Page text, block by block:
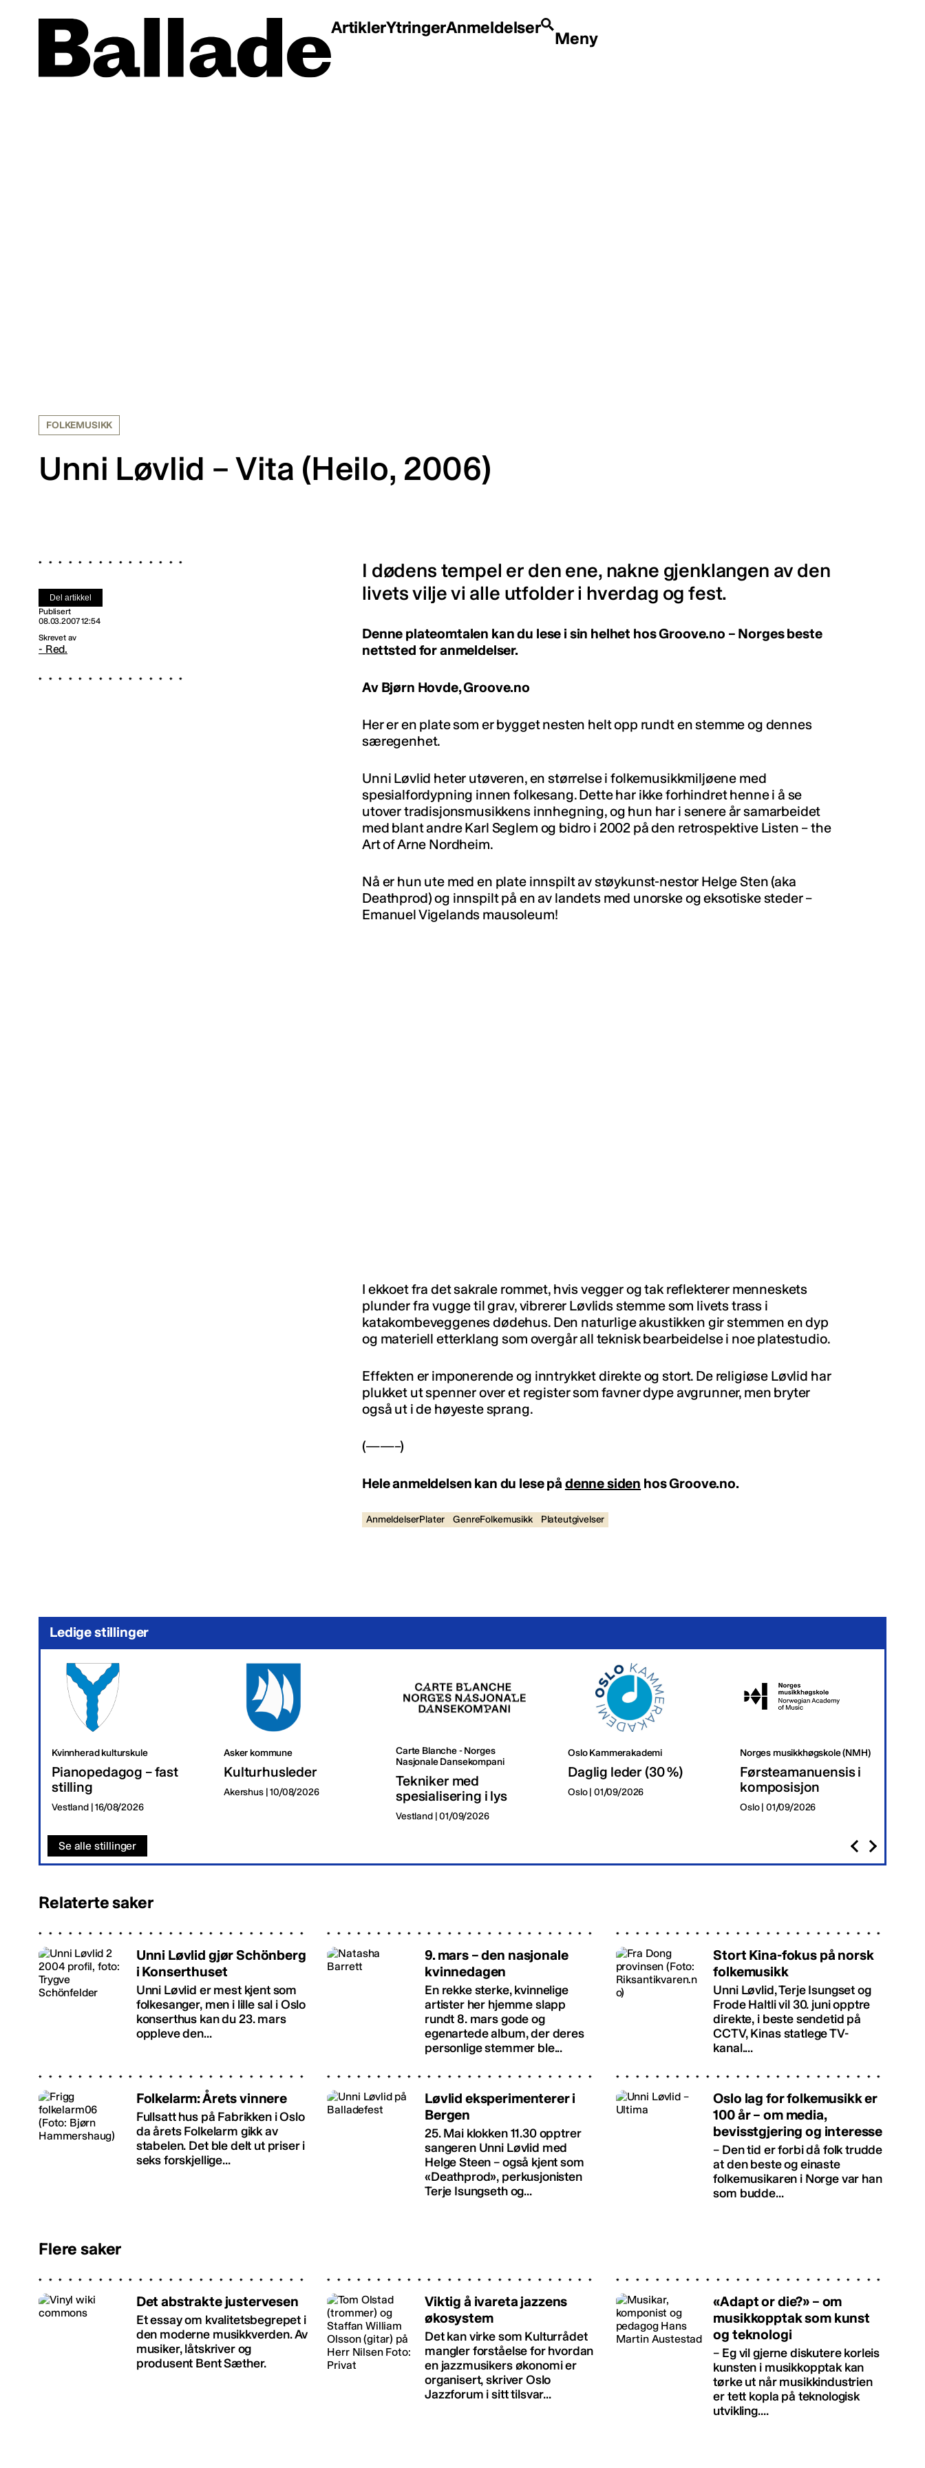
ArtiklerYtringerAnmeldelser
Meny
FOLKEMUSIKK
Unni Løvlid – Vita (Heilo, 2006)
Del artikkel
Publisert
08.03.2007 12:54
Skrevet av
- Red.
I dødens tempel er den ene, nakne gjenklangen av den
livets vilje vi alle utfolder i hverdag og fest.
Denne plateomtalen kan du lese i sin helhet hos Groove.no – Norges beste
nettsted for anmeldelser.
Av Bjørn Hovde, Groove.no
Her er en plate som er bygget nesten helt opp rundt en stemme og dennes
særegenhet.
Unni Løvlid heter utøveren, en størrelse i folkemusikkmiljøene med
spesialfordypning innen folkesang. Dette har ikke forhindret henne i å se
utover tradisjonsmusikkens innhegning, og hun har i senere år samarbeidet
med blant andre Karl Seglem og bidro i 2002 på den retrospektive Listen – the
Art of Arne Nordheim.
Nå er hun ute med en plate innspilt av støykunst-nestor Helge Sten (aka
Deathprod) og innspilt på en av landets med unorske og eksotiske steder –
Emanuel Vigelands mausoleum!
I ekkoet fra det sakrale rommet, hvis vegger og tak reflekterer menneskets
plunder fra vugge til grav, vibrerer Løvlids stemme som livets trass i
katakombeveggenes dødehus. Den naturlige akustikken gir stemmen en dyp
og materiell etterklang som overgår all teknisk bearbeidelse i noe platestudio.
Effekten er imponerende og inntrykket direkte og stort. De religiøse Løvlid har
plukket ut spenner over et register som favner dype avgrunner, men bryter
også ut i de høyeste sprang.
(——–)
Hele anmeldelsen kan du lese på denne siden hos Groove.no.
AnmeldelserPlater GenreFolkemusikk Plateutgivelser
Ledige stillinger
Kvinnherad kulturskule
Pianopedagog – fast
stilling
Vestland | 16/08/2026
Asker kommune
Kulturhusleder
Akershus | 10/08/2026
Carte Blanche - Norges
Nasjonale Dansekompani
Tekniker med
spesialisering i lys
Vestland | 01/09/2026
Oslo Kammerakademi
Daglig leder (30 %)
Oslo | 01/09/2026
Norges musikkhøgskole (NMH)
Førsteamanuensis i
komposisjon
Oslo | 01/09/2026
Se alle stillinger
Relaterte saker
Unni Løvlid gjør Schönberg
i Konserthuset
Unni Løvlid er mest kjent som
folkesanger, men i lille sal i Oslo
konserthus kan du 23. mars
oppleve den...
9. mars – den nasjonale
kvinnedagen
En rekke sterke, kvinnelige
artister her hjemme slapp
rundt 8. mars gode og
egenartede album, der deres
personlige stemmer ble...
Stort Kina-fokus på norsk
folkemusikk
Unni Løvlid, Terje Isungset og
Frode Haltli vil 30. juni opptre
direkte, i beste sendetid på
CCTV, Kinas statlege TV-
kanal....
Folkelarm: Årets vinnere
Fullsatt hus på Fabrikken i Oslo
da årets Folkelarm gikk av
stabelen. Det ble delt ut priser i
seks forskjellige...
Løvlid eksperimenterer i
Bergen
25. Mai klokken 11.30 opptrer
sangeren Unni Løvlid med
Helge Steen – også kjent som
«Deathprod», perkusjonisten
Terje Isungseth og...
Oslo lag for folkemusikk er
100 år – om media,
bevisstgjering og interesse
– Den tid er forbi då folk trudde
at den beste og einaste
folkemusikaren i Norge var han
som budde...
Flere saker
Det abstrakte justervesen
Et essay om kvalitetsbegrepet i
den moderne musikkverden. Av
musiker, låtskriver og
produsent Bent Sæther.
Viktig å ivareta jazzens
økosystem
Det kan virke som Kulturrådet
mangler forståelse for hvordan
en jazzmusikers økonomi er
organisert, skriver Oslo
Jazzforum i sitt tilsvar...
«Adapt or die?» – om
musikkopptak som kunst
og teknologi
– Eg vil gjerne diskutere korleis
kunsten i musikkopptak kan
tørke ut når musikkindustrien
er tett kopla på teknologisk
utvikling....